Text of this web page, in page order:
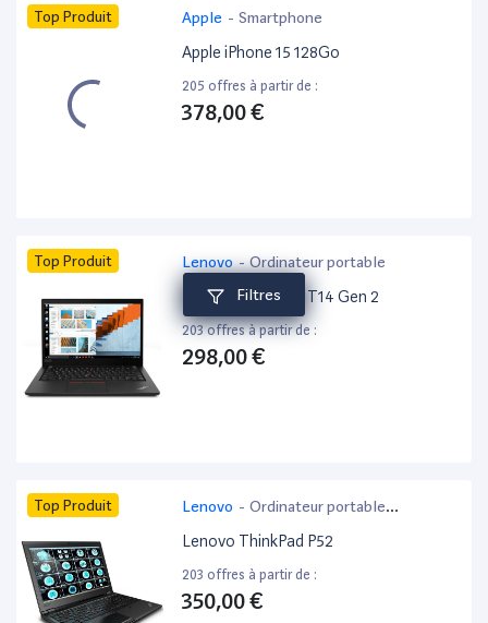
Filtres
Top Produit Apple - Smartphone
Apple iPhone 15 128Go
205 offres à partir de :
378,00 €
Top Produit Lenovo- Ordinateur portable
Lenovo ThinkPad T14 Gen 2
203 offres à partir de :
298,00 €
Top Produit Lenovo - Ordinateur portable
bureautique
Lenovo ThinkPad P52
203 offres à partir de :
350,00 €